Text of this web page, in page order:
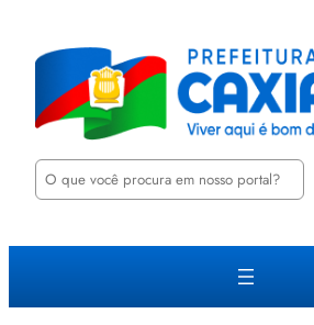
P
u
a